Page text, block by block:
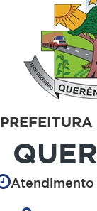
Atendimento